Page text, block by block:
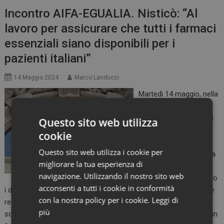
Incontro AIFA-EGUALIA. Nisticò: “Al
lavoro per assicurare che tutti i farmaci
essenziali siano disponibili per i
pazienti italiani”
14 Maggio 2024 Marco Landucci
Martedì 14 maggio, nella
sono incontrati i vertici
equivalenti, biosimilari a
valore aggiunto).
EGUALIA ha evidenziato
i dati relativi al notevole divario nell’utilizzo degli equivalenti tra le
regioni italiane, nonché la spesa di oltre un miliardo di euro
sostenuta dai pazienti italiani ogni anno quando non scelgono un
Questo sito web utilizza
cookie
Questo sito web utilizza i cookie per
migliorare la tua esperienza di
navigazione. Utilizzando il nostro sito web
acconsenti a tutti i cookie in conformità
con la nostra policy per i cookie. Leggi di
più